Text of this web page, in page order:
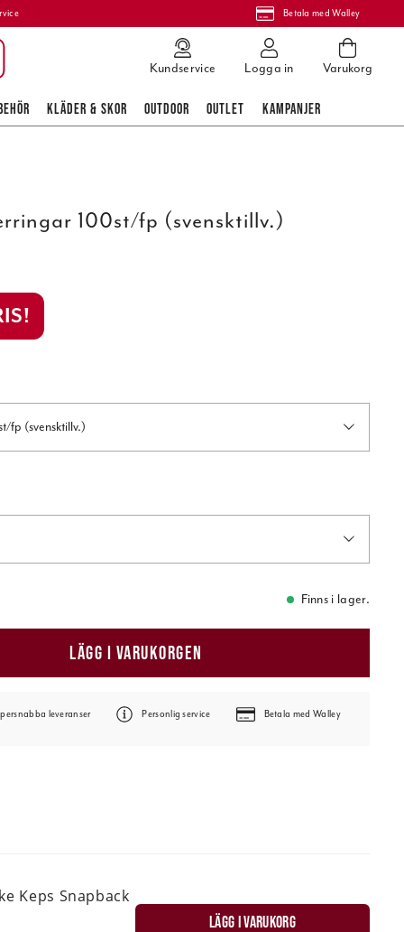
Betala med Walley
Kundservice Logga in Varukorg
KLÄDER & SKOR OUTDOOR OUTLET KAMPANJER
100st/fp (svensktillv.)
Power Tackle Fjäderringar 100st/fp (svensktillv.)
Finns i lager.
LÄGG I VARUKORGEN
leveranser Personlig service Betala med Walley
Keps Snapback
LÄGG I VARUKORG